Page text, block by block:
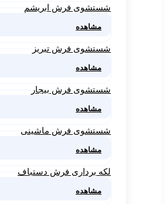
شستشوی فرش ابریشم
مشاهده
شستشوی فرش تبریز
مشاهده
شستشوی فرش بیجار
مشاهده
شستشوی فرش ماشینی
مشاهده
لکه برداری فرش دستباف
مشاهده